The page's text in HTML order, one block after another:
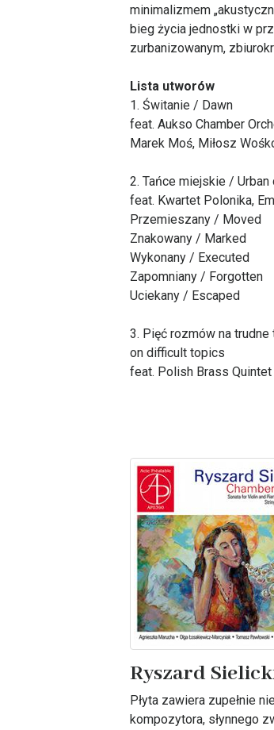
minimalizmem
bieg życia jednostki w
zurbanizowanym,
Lista utworów
1. Świtanie / Dawn
feat. Aukso Chamber
Marek Moś, Miłosz
2. Tańce miejskie / Urban
feat. Kwartet Polonika,
Przemieszany / Moved
Znakowany / Marked
Wykonany / Executed
Zapomniany / Forgotten
Uciekany / Escaped
3. Pięć rozmów na
on difficult topics
feat. Polish Brass Quintet
Ryszard
Płyta zawiera zupełnie
kompozytora, słynnego